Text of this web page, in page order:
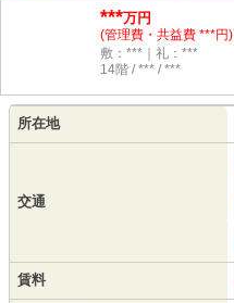
***万円
(管理費・共益費 ***円)
敷：***｜礼：***
14階 / *** / ***
所在地
交通
賃料